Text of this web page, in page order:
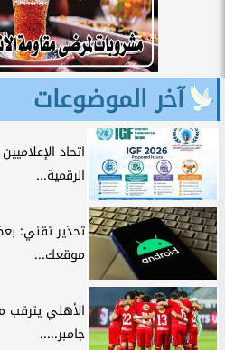
آخر الموضوعات
اتحاد
الرقمية...
تحذير تقني:
موقعك...
الأهلي
جامبر.....